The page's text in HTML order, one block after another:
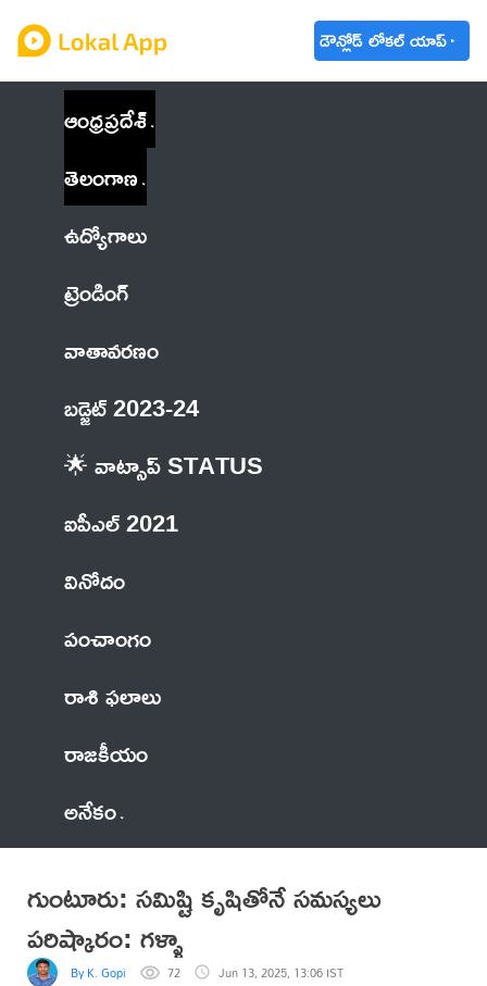
డౌన్లోడ్ లోకల్ యాప్
ఆంధ్రప్రదేశ్
తెలంగాణ
ఉద్యోగాలు
ట్రెండింగ్
వాతావరణం
బడ్జెట్ 2023-24
🌟 వాట్సాప్ STATUS
ఐపీఎల్ 2021
వినోదం
పంచాంగం
రాశి ఫలాలు
రాజకీయం
అనేకం
గుంటూరు: సమిష్టి కృషితోనే సమస్యలు
పరిష్కారం: గళ్ళా
By K. Gopi 72 Jun 13, 2025, 13:06 IST